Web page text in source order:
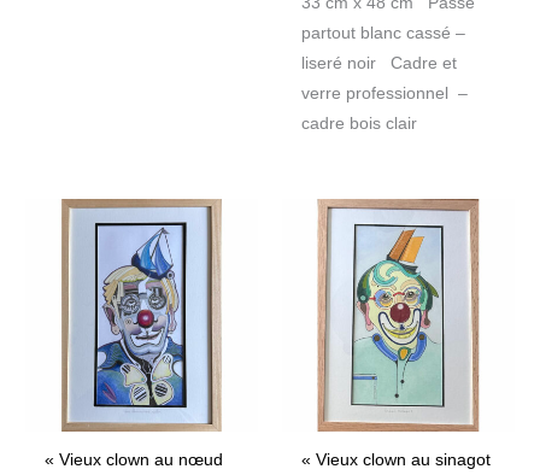
partout blanc cassé –
liseré noir Cadre et
verre professionnel –
cadre bois clair
« Vieux clown au nœud
« Vieux clown au sinagot